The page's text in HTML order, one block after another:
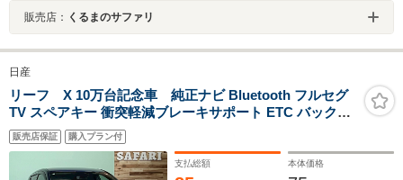
販売店： くるまのサファリ
日産
リーフ X 10万台記念車 純正ナビ Bluetooth フルセグ
TV スペアキー 衝突軽減ブレーキサポート ETC バックカ
メラ プロパイロットエディション コーナーセンサー シ
ートヒーター ブラインドスポットモニター
販売店保証 購入プラン付
支払総額 本体価格